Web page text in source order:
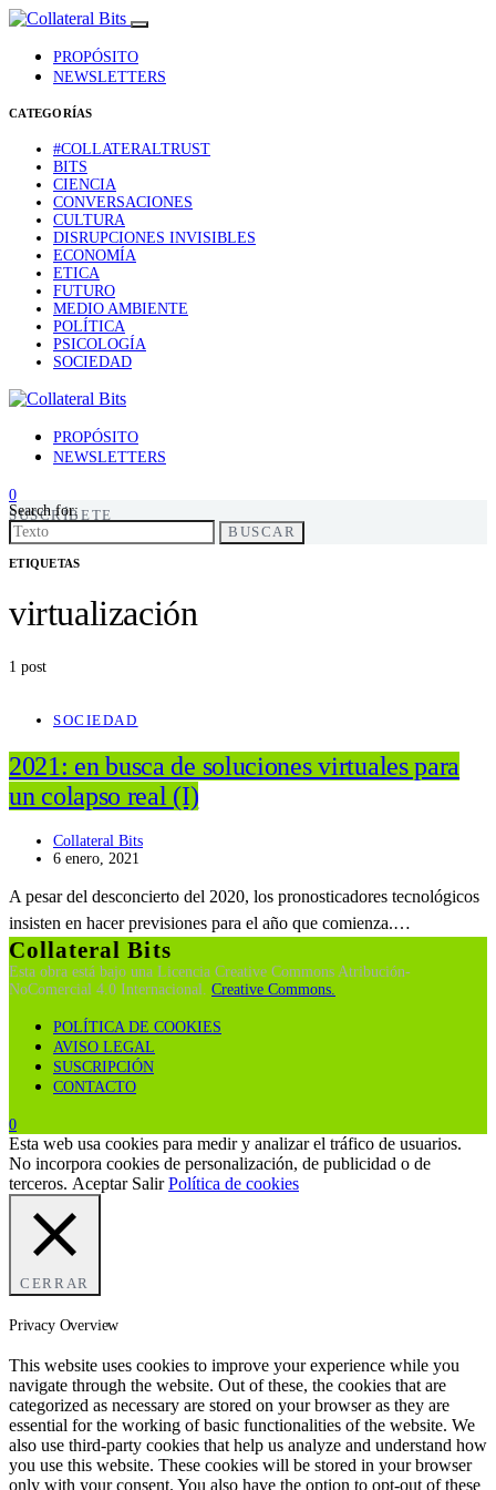
PROPÓSITO
NEWSLETTERS
CATEGORÍAS
#COLLATERALTRUST
BITS
CIENCIA
CONVERSACIONES
CULTURA
DISRUPCIONES INVISIBLES
ECONOMÍA
ETICA
FUTURO
MEDIO AMBIENTE
POLÍTICA
PSICOLOGÍA
SOCIEDAD
PROPÓSITO
NEWSLETTERS
0
SUSCRÍBETE
Search for:
BUSCAR
ETIQUETAS
virtualización
1 post
SOCIEDAD
2021: en busca de soluciones virtuales para
un colapso real (I)
Collateral Bits
6 enero, 2021
A pesar del desconcierto del 2020, los pronosticadores tecnológicos
insisten en hacer previsiones para el año que comienza.…
Collateral Bits
Esta obra está bajo una Licencia Creative Commons Atribución-
NoComercial 4.0 Internacional. Creative Commons.
POLÍTICA DE COOKIES
AVISO LEGAL
SUSCRIPCIÓN
CONTACTO
0
Esta web usa cookies para medir y analizar el tráfico de usuarios.
No incorpora cookies de personalización, de publicidad o de
terceros. Aceptar Salir Política de cookies
CERRAR
Privacy Overview
This website uses cookies to improve your experience while you
navigate through the website. Out of these, the cookies that are
categorized as necessary are stored on your browser as they are
essential for the working of basic functionalities of the website. We
also use third-party cookies that help us analyze and understand how
you use this website. These cookies will be stored in your browser
only with your consent. You also have the option to opt-out of these